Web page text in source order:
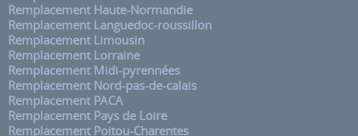
Remplacement Haute-Normandie
Remplacement Languedoc-roussillon
Remplacement Limousin
Remplacement Lorraine
Remplacement Midi-pyrennées
Remplacement Nord-pas-de-calais
Remplacement PACA
Remplacement Pays de Loire
Remplacement Poitou-Charentes